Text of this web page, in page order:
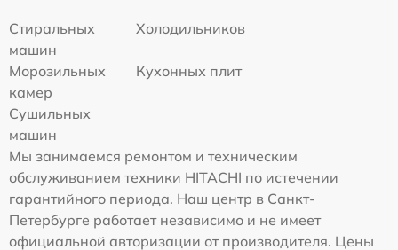
Стиральных
машин
Холодильников
Морозильных
камер
Кухонных плит
Сушильных
машин
Мы занимаемся ремонтом и техническим
обслуживанием техники HITACHI по истечении
гарантийного периода. Наш центр в Санкт-
Петербурге работает независимо и не имеет
официальной авторизации от производителя. Цены